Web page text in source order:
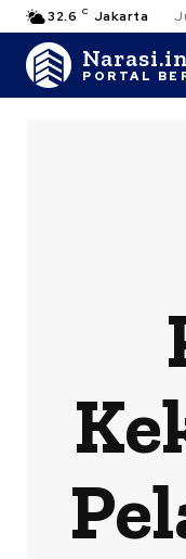
32.6 C Jakarta
Narasi.in
PORTAL